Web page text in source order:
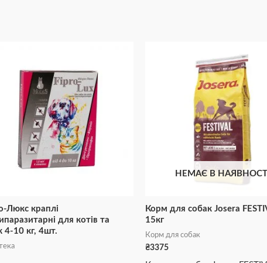
Люкс краплі
для котів та
4-10 кг, 4шт.
НЕМАЄ В НАЯВНОСТІ
Корм для собак Josera
15кг
Корм для собак
₴3375